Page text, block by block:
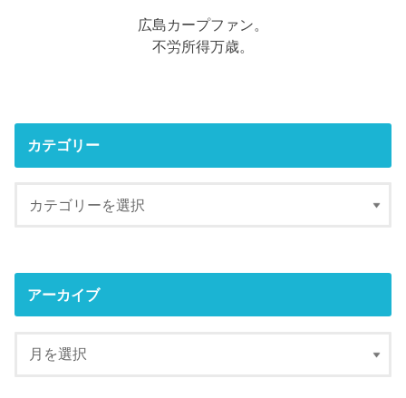
広島カープファン。
不労所得万歳。
カテゴリー
アーカイブ